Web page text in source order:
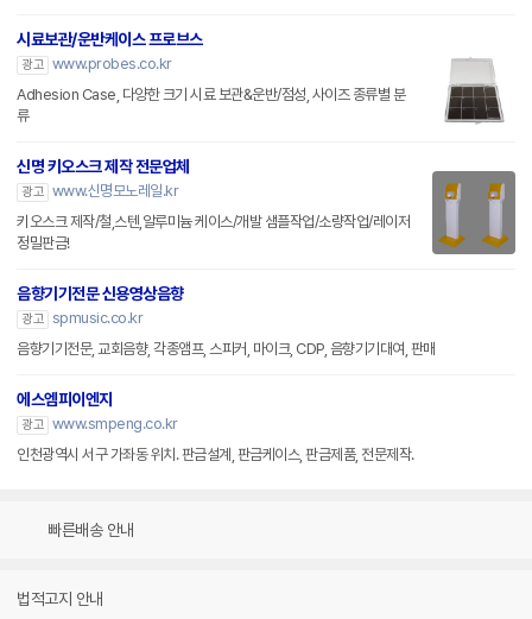
시료보관/운반케이스 프로브스
광고
www.probes.co.kr
Adhesion Case, 다양한 크기 시료 보관&운반/점성, 사이즈 종류별 분
류
신명 키오스크 제작 전문업체
광고
www.신명모노레일.kr
키오스크 제작/철,스텐,알루미늄 케이스/개발 샘플작업/소량작업/레이저
정밀판금!
음향기기전문 신용영상음향
광고
spmusic.co.kr
음향기기전문, 교회음향, 각종앰프, 스피커, 마이크, CDP, 음향기기대여, 판매
에스엠피이엔지
광고
www.smpeng.co.kr
인천광역시 서구 가좌동 위치. 판금설계, 판금케이스, 판금제품, 전문제작.
빠른배송 안내
법적고지 안내